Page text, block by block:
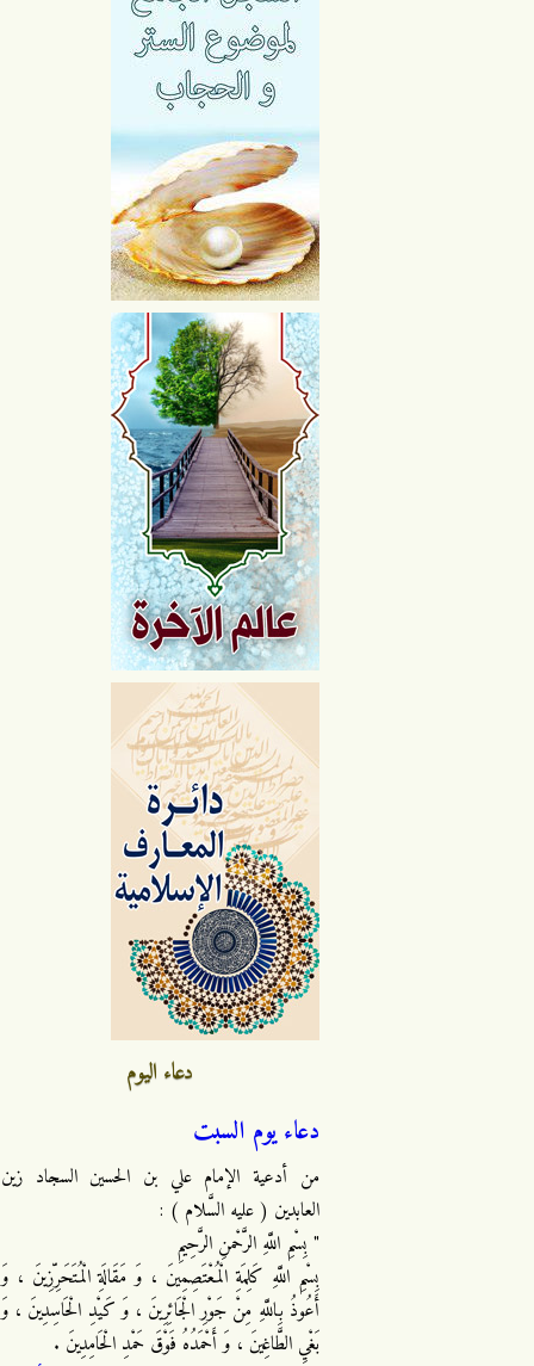
دعاء اليوم
دعاء يوم السبت
من أدعية الإمام علي بن الحسين السجاد زين
العابدين ( عليه السَّلام ) :
" بِسْمِ اللَّهِ الرَّحْمنِ الرَّحِيمِ
بِسْمِ اللَّهِ كَلِمَةِ الْمُعْتَصِمِينَ ، وَ مَقَالَةِ الْمُتَحَرِّزِينَ ، وَ
أَعُوذُ بِاللَّهِ مِنْ جَوْرِ الْجَائِرِينَ ، وَ كَيْدِ الْحَاسِدِينَ ، وَ
بَغْيِ الطَّاغِينَ ، وَ أَحْمَدُهُ فَوْقَ حَمْدِ الْحَامِدِينَ .